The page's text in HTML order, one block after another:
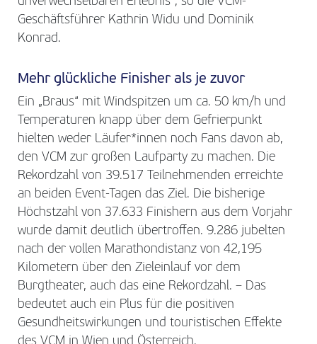
Geschäftsführer Kathrin Widu und Dominik
Konrad.
Mehr glückliche Finisher als je zuvor
Ein „Braus“ mit Windspitzen um ca. 50 km/h und
Temperaturen knapp über dem Gefrierpunkt
hielten weder Läufer*innen noch Fans davon ab,
den VCM zur großen Laufparty zu machen. Die
Rekordzahl von 39.517 Teilnehmenden erreichte
an beiden Event-Tagen das Ziel. Die bisherige
Höchstzahl von 37.633 Finishern aus dem Vorjahr
wurde damit deutlich übertroffen. 9.286 jubelten
nach der vollen Marathondistanz von 42,195
Kilometern über den Zieleinlauf vor dem
Burgtheater, auch das eine Rekordzahl. – Das
bedeutet auch ein Plus für die positiven
Gesundheitswirkungen und touristischen Effekte